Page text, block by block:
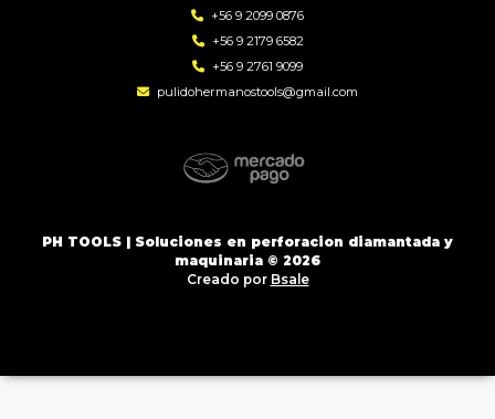
+56 9 2099 0876
+56 9 2179 6582
+56 9 2761 9099
pulidohermanostools@gmail.com
PH TOOLS | Soluciones en perforacion diamantada y
maquinaria © 2026
Creado por Bsale